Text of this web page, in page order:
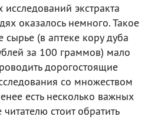
экстракта
оказалось немного. Такое
(в аптеке кору дуба
за 100 граммов) мало
дорогостоящие
со множеством
есть несколько важных
стоит обратить